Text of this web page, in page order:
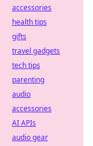
accessories
health tips
gifts
travel gadgets
tech tips
parenting
audio
accessories
AI APIs
audio gear